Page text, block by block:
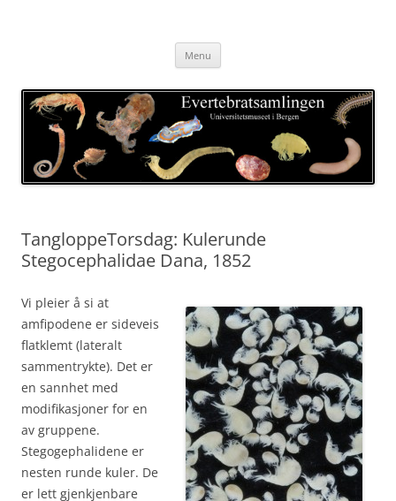
Menu
TangloppeTorsdag: Kulerunde
Stegocephalidae Dana, 1852
Vi pleier å si at
amfipodene er sideveis
flatklemt (lateralt
sammentrykte). Det er
en sannhet med
modifikasjoner for en
av gruppene.
Stegogephalidene er
nesten runde kuler. De
er lett gjenkjenbare